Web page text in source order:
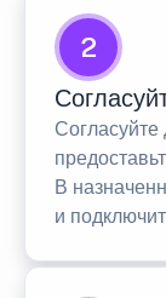
2
Согласуйте
В
и